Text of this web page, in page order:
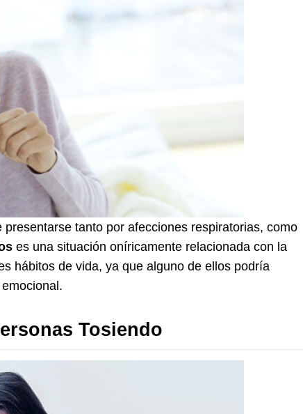
tanto por afecciones respiratorias, como
es una situación oníricamente relacionada con la
hábitos de vida, ya que alguno de ellos podría
Tosiendo